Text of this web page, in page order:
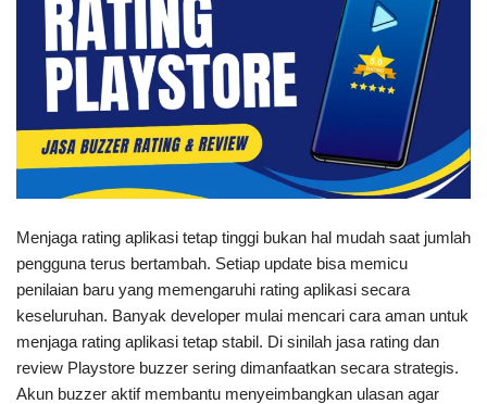
Menjaga rating aplikasi tetap tinggi bukan hal mudah saat jumlah
pengguna terus bertambah. Setiap update bisa memicu
penilaian baru yang memengaruhi rating aplikasi secara
keseluruhan. Banyak developer mulai mencari cara aman untuk
menjaga rating aplikasi tetap stabil. Di sinilah jasa rating dan
review Playstore buzzer sering dimanfaatkan secara strategis.
Akun buzzer aktif membantu menyeimbangkan ulasan agar